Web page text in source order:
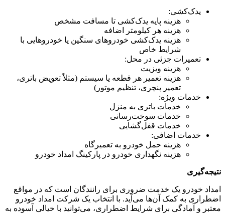
یدک‌کشی:
هزینه پایه یدک‌کشی تا مسافت مشخص
هزینه هر کیلومتر اضافه
هزینه یدک‌کشی خودروهای سنگین یا خودروهایی با
شرایط خاص
تعمیرات جزئی در محل:
هزینه ویزیت
هزینه تعمیر هر قطعه یا سیستم (مثلاً تعویض باتری،
تعمیر پنچری، تنظیم موتور)
خدمات ویژه:
خدمات باتری به منزل
خدمات سوخت‌رسانی
خدمات قفل‌گشایی
خدمات اضافی:
هزینه حمل خودرو به تعمیرگاه
هزینه نگهداری خودرو در پارکینگ امداد خودرو
نتیجه‌گیری
امداد خودرو یک خدمت ضروری برای رانندگان است که در مواقع
اضطراری به کمک آن‌ها می‌آید. با انتخاب یک شرکت امداد خودرو
معتبر و آمادگی برای شرایط اضطراری، می‌توانید با خیالی آسوده به